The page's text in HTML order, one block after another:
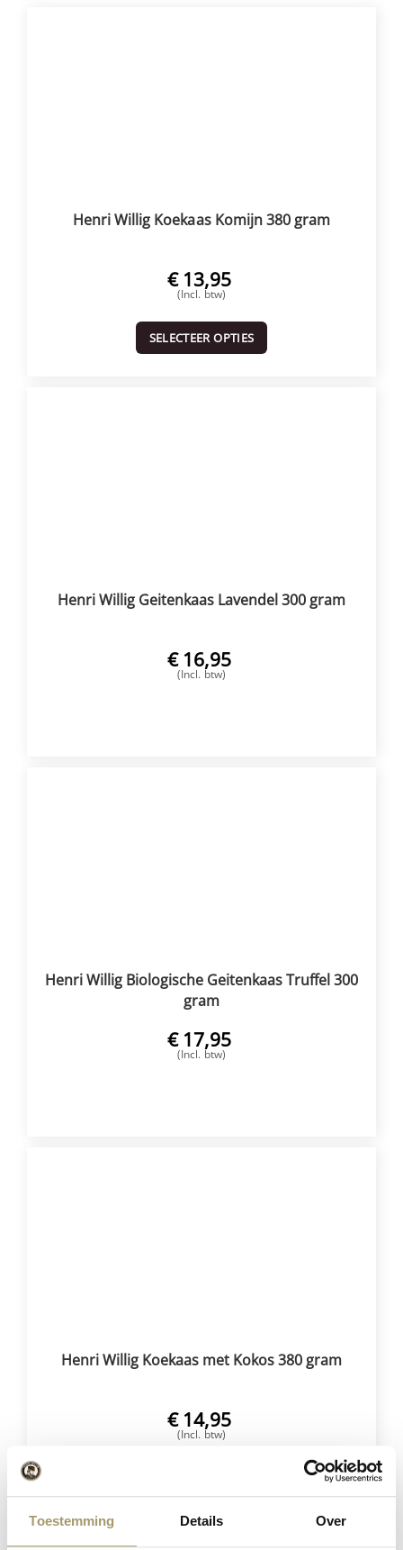
Toestemming Details Over
Henri Willig Koekaas Komijn 380 gram
€ 13,95
(Incl. btw)
SELECTEER OPTIES
Henri Willig Geitenkaas Lavendel 300 gram
€ 16,95
(Incl. btw)
Henri Willig Biologische Geitenkaas Truffel 300
gram
€ 17,95
(Incl. btw)
Henri Willig Koekaas met Kokos 380 gram
€ 14,95
(Incl. btw)